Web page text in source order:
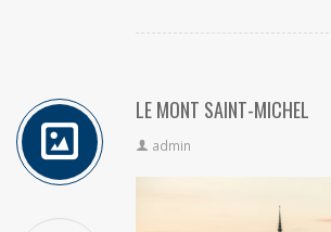
LE MONT SAINT-MICHEL
admin